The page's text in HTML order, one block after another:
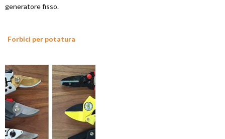
generatore fisso.
Forbici per potatura